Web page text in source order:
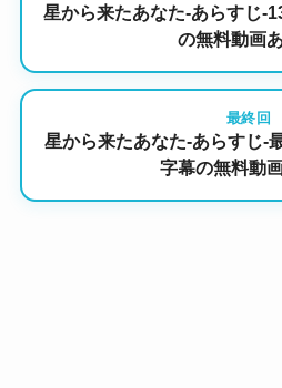
星から来たあなた-あらすじ-
の無料動画
最終回
星から来たあなた-あらすじ-
字幕の無料動